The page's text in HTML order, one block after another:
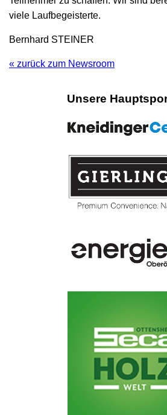
viele Laufbegeisterte.
Bernhard STEINER
« zurück zum Newsroom
Unsere